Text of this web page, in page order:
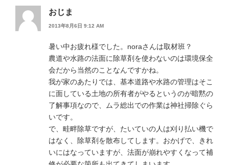
おじま
2013年8月6日 9:12 AM
暑い中お疲れ様でした。noraさんは取材班？
農道や水路の法面に除草剤を使わないのは環境保全
会だから当然のことなんですかね。
我が家のあたりでは、基本道路や水路の管理はそこ
に面している土地の所有者がやるというのが暗黙の
了解事項なので、ムラ総出での作業は神社掃除ぐら
いです。
で、畦畔除草ですが、たいていの人は刈り払い機で
はなく、除草剤を散布してします。おかげで、きれ
いにはなっていますが、法面が崩れやすくなって補